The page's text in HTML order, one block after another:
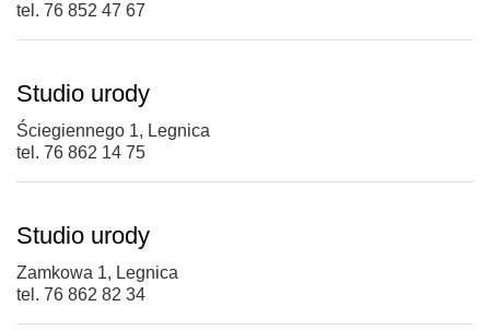
tel. 76 852 47 67
Studio urody
Ściegiennego 1, Legnica
tel. 76 862 14 75
Studio urody
Zamkowa 1, Legnica
tel. 76 862 82 34